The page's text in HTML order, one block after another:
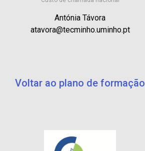
Antónia Távora
atavora@tecminho.uminho.pt
Voltar ao plano de formação